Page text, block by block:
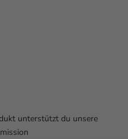
unterstützt du unsere